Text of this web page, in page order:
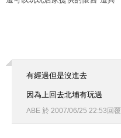
有經過但是沒進去
因為上回去北埔有玩過
ABE 於 2007/06/25 22:53 回覆